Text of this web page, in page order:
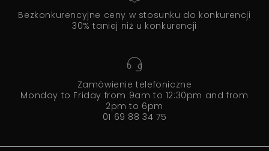
Bezkonkurencyjne ceny w stosunku do konkurencji
30% taniej niż u konkurencji
Zamówienie telefoniczne
Monday to Friday from 9am to 12:30pm and from
2pm to 6pm
01 69 88 34 75